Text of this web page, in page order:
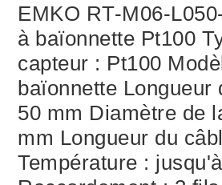
EMKO RT-M06-
à baïonnette Pt100
capteur : Pt100
baïonnette Longueur
50 mm Diamètre de
mm Longueur du
Température :